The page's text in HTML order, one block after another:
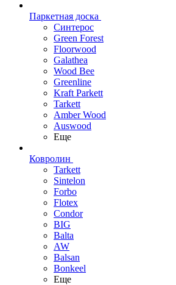
Паркетная доска
Синтерос
Green Forest
Floorwood
Galathea
Wood Bee
Greenline
Kraft Parkett
Tarkett
Amber Wood
Auswood
Еще
Ковролин
Tarkett
Sintelon
Forbo
Flotex
Condor
BIG
Balta
AW
Balsan
Bonkeel
Еще